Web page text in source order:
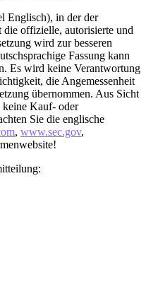
Englisch), in der der
offizielle, autorisierte und
wird zur besseren
Fassung kann
Es wird keine Verantwortung
die Angemessenheit
übernommen. Aus Sicht
keine Kauf- oder
Sie die englische
, www.sec.gov,